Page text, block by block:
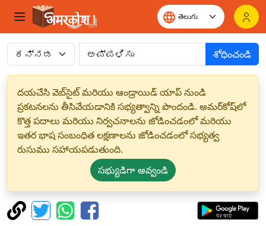
శోధించండి
దయచేసి వెబ్‌సైట్ మరియు ఆండ్రాయిడ్ యాప్ నుండి
ప్రకటనలను తీసివేయడానికి సభ్యత్వాన్ని పొందండి. అమర్‌కోష్‌లో
కొత్త పదాలు మరియు నిర్వచనాలను జోడించడంలో మరియు
ఇతర భాష సంబంధిత లక్షణాలను జోడించడంలో సభ్యత్వ
రుసుము సహాయపడుతుంది.
సభ్యుడిగా అవ్వండి